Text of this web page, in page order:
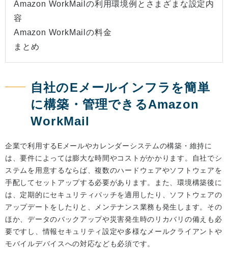
Amazon WorkMailの利用環境例とさまざまな設定内
容
Amazon WorkMailの料金
まとめ
自社のEメールインフラを簡単
に構築・管理できるAmazon
WorkMail
企業で利用するEメールやカレンダーシステムの構築・維持に
は、要件によっては膨大な時間やコストがかかります。自社でシ
ステムを用意するならば、複数のハードウェアやソフトウェアを
手配してセットアップする必要があります。また、環境構築後に
は、定期的にセキュリティパッチを適用したり、ソフトウェアの
アップデートをしたりと、メンテナンス業務も発生します。その
ほか、データのバックアップや災害発生時のリカバリの備えも必
要ですし、情報セキュリティ設定や多様なメールクライアントや
モバイルデバイスへの対応なども必須です。